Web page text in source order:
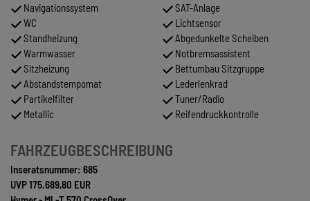
Navigationssystem
WC
Standheizung
Warmwasser
Sitzheizung
Abstandstempomat
Partikelfilter
Metallic
SAT-Anlage
Lichtsensor
Abgedunkelte Scheiben
Notbremsassistent
Bettumbau Sitzgruppe
Lederlenkrad
Tuner/Radio
Reifendruckkontrolle
FAHRZEUGBESCHREIBUNG
Inseratsnummer: 685
UVP 175.689,80 EUR